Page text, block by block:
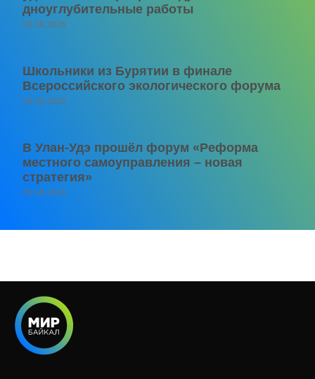
дноуглубительные работы
06.08.2026
Школьники из Бурятии в финале
Всероссийского экологического форума
06.08.2026
В Улан-Удэ прошёл форум «Реформа
местного самоуправления – новая
стратегия»
05.08.2026